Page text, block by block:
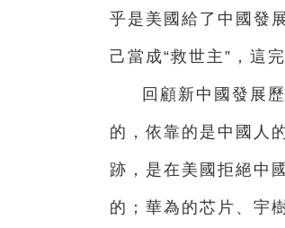
乎是美國給了中國發
己當成“救世主”，這
回顧新中國發展
的，依靠的是中國人
跡，是在美國拒絕中
的；華為的芯片、宇